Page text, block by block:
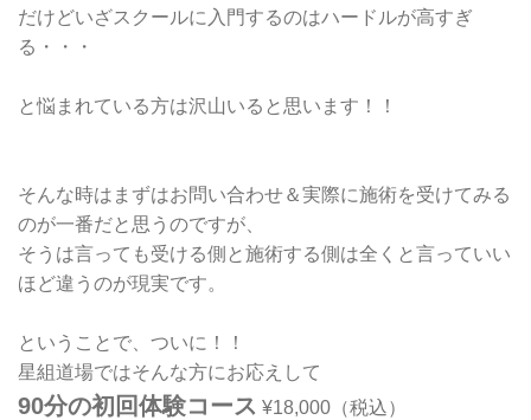
だけどいざスクールに入門するのはハードルが高すぎ
る・・・
と悩まれている方は沢山いると思います！！
そんな時はまずはお問い合わせ＆実際に施術を受けてみる
のが一番だと思うのですが、
そうは言っても受ける側と施術する側は全くと言っていい
ほど違うのが現実です。
ということで、ついに！！
星組道場ではそんな方にお応えして
90分の初回体験コース ¥18,000（税込）